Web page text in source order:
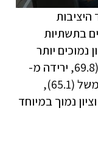
היציבות
טובים בתשתיות
ציון נמוכים יותר
מקבלת ישראל בשוויון (70.8), חינוך (69.8, ירידה מ-
73.9 לפני עשור), תעסוקה (68.8) וממשל (65.1),
אזרחית (55.2) והכנסה (50.4) וציון נמוך במיוחד